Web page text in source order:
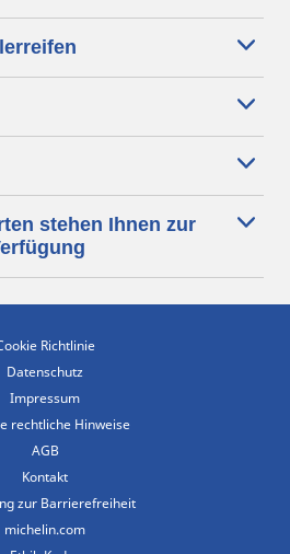
stehen Ihnen zur
Richtlinie
Datenschutz
Impressum
rechtliche Hinweise
AGB
Kontakt
zur Barrierefreiheit
michelin.com